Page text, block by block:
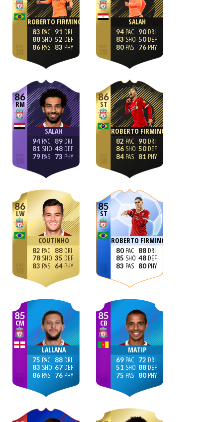
ROBERTO FIRMINO
83
88
86
91
52
83
SALAH
94
83
80
90
50
76
86
RM
SALAH
94
81
79
89
48
73
86
ST
ROBERTO FIRMINO
82
86
84
90
50
81
86
LW
COUTINHO
82
78
83
88
35
64
85
ST
ROBERTO FIRMINO
80
85
83
88
48
80
85
CM
LALLANA
75
83
86
88
67
76
85
CB
MATIP
69
51
75
72
88
80